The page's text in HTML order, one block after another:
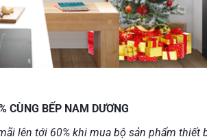
CÙNG BẾP NAM DƯƠNG
lên tới 60% khi mua bộ sản phẩm thiết